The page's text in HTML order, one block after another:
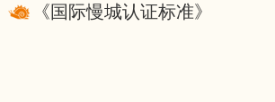
《国际慢城认证标准》